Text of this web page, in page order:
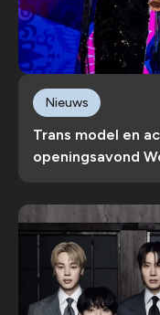
Trans model en
openingsavond
Nieuws